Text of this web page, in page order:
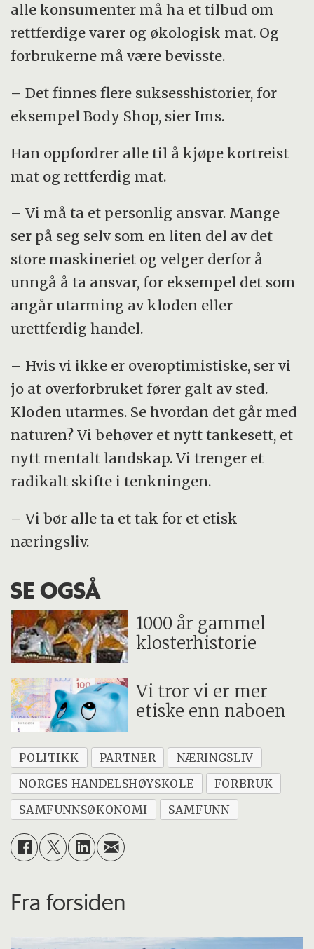
alle konsumenter må ha et tilbud om
rettferdige varer og økologisk mat. Og
forbrukerne må være bevisste.
– Det finnes flere suksesshistorier, for
eksempel Body Shop, sier Ims.
Han oppfordrer alle til å kjøpe kortreist
mat og rettferdig mat.
– Vi må ta et personlig ansvar. Mange
ser på seg selv som en liten del av det
store maskineriet og velger derfor å
unngå å ta ansvar, for eksempel det som
angår utarming av kloden eller
urettferdig handel.
– Hvis vi ikke er overoptimistiske, ser vi
jo at overforbruket fører galt av sted.
Kloden utarmes. Se hvordan det går med
naturen? Vi behøver et nytt tankesett, et
nytt mentalt landskap. Vi trenger et
radikalt skifte i tenkningen.
– Vi bør alle ta et tak for et etisk
næringsliv.
SE OGSÅ
1000 år gammel
klosterhistorie
Vi tror vi er mer
etiske enn naboen
POLITIKK PARTNER
NÆRINGSLIV
NORGES HANDELSHØYSKOLE
FORBRUK
SAMFUNNSØKONOMI
SAMFUNN
Fra forsiden